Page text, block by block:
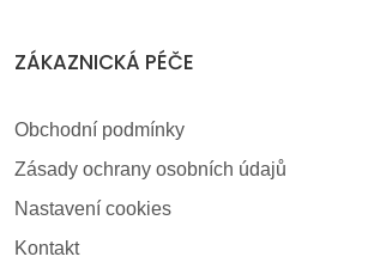
ZÁKAZNICKÁ PÉČE
Obchodní podmínky
Zásady ochrany osobních údajů
Nastavení cookies
Kontakt